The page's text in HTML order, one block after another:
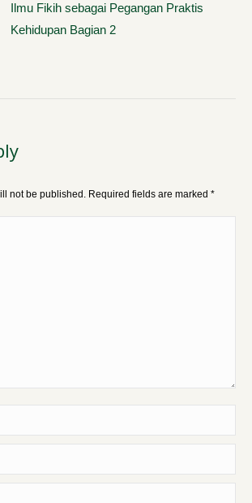
Ilmu Fikih sebagai Pegangan Praktis
Kehidupan Bagian 2
not be published. Required fields are marked *